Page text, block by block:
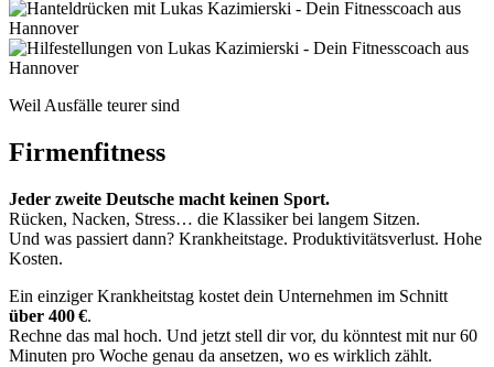
Weil Ausfälle teurer sind
Firmenfitness
Jeder zweite Deutsche macht keinen Sport.
Rücken, Nacken, Stress… die Klassiker bei langem Sitzen.
Und was passiert dann? Krankheitstage. Produktivitätsverlust. Hohe
Kosten.
Ein einziger Krankheitstag kostet dein Unternehmen im Schnitt
über 400€.
Rechne das mal hoch. Und jetzt stell dir vor, du könntest mit nur 60
Minuten pro Woche genau da ansetzen, wo es wirklich zählt.